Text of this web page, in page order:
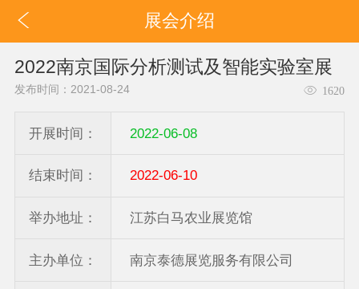
展会介绍
2022南京国际分析测试及智能实验室展
发布时间：2021-08-24 1620
开展时间： 2022-06-08
结束时间： 2022-06-10
举办地址： 江苏白马农业展览馆
主办单位： 南京泰德展览服务有限公司